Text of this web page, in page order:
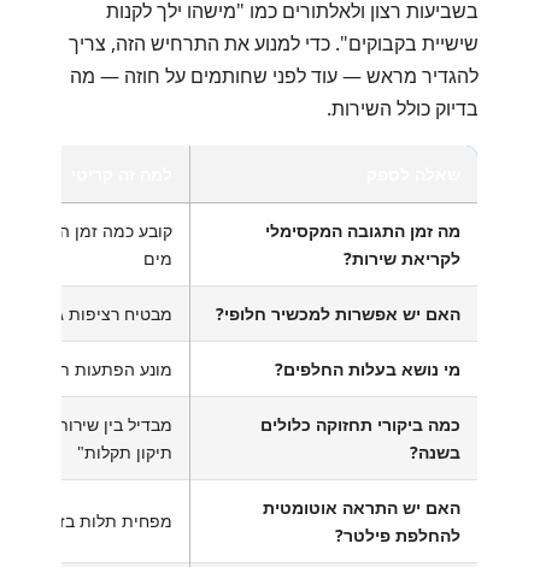
בשביעות רצון ולאלתורים כמו "מישהו ילך לקנות
שישיית בקבוקים". כדי למנוע את התרחיש הזה, צריך
להגדיר מראש — עוד לפני שחותמים על חוזה — מה
בדיוק כולל השירות.
מה זמן התגובה המקסימלי
לקריאת שירות?
קובע כמה זמן המשרד
מים
האם יש אפשרות למכשיר חלופי? מבטיח רציפות גם
מי נושא בעלות החלפים? מונע הפתעות תקציביות
כמה ביקורי תחזוקה כלולים
בשנה?
מבדיל בין שירות אמיתי
תיקון תקלות"
האם יש התראה אוטומטית
להחלפת פילטר?
מפחית תלות בזיכרון